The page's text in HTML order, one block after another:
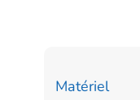
Matériel